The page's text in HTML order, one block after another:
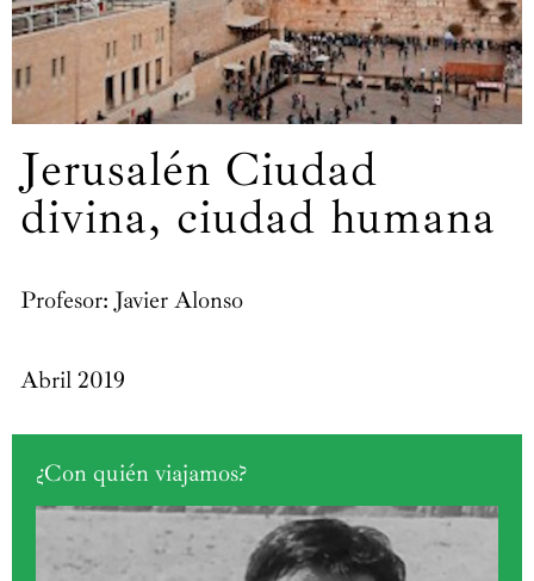
Jerusalén Ciudad
divina, ciudad humana
Profesor: Javier Alonso
Abril 2019
¿Con quién viajamos?